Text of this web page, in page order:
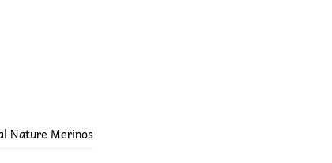
Nature Merinos